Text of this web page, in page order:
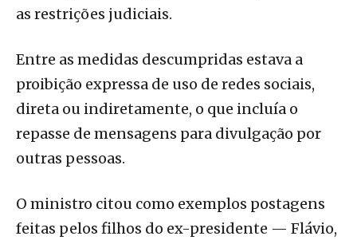
as restrições judiciais.
Entre as medidas descumpridas estava a
proibição expressa de uso de redes sociais,
direta ou indiretamente, o que incluía o
repasse de mensagens para divulgação por
outras pessoas.
O ministro citou como exemplos postagens
feitas pelos filhos do ex-presidente — Flávio,